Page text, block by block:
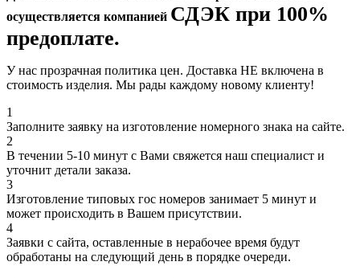
осуществляется компанией СДЭК при 100%
предоплате.
У нас прозрачная политика цен. Доставка НЕ включена в
стоимость изделия. Мы рады каждому новому клиенту!
1
Заполните заявку на изготовление номерного знака на сайте.
2
В течении 5-10 минут с Вами свяжется наш специалист и
уточнит детали заказа.
3
Изготовление типовых гос номеров занимает 5 минут и
может происходить в Вашем присутствии.
4
Заявки с сайта, оставленные в нерабочее время будут
обработаны на следующий день в порядке очереди.